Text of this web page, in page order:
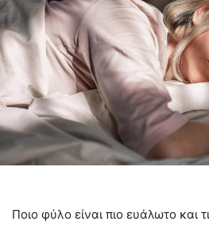
Ποιο φύλο είναι πιο ευάλωτο και